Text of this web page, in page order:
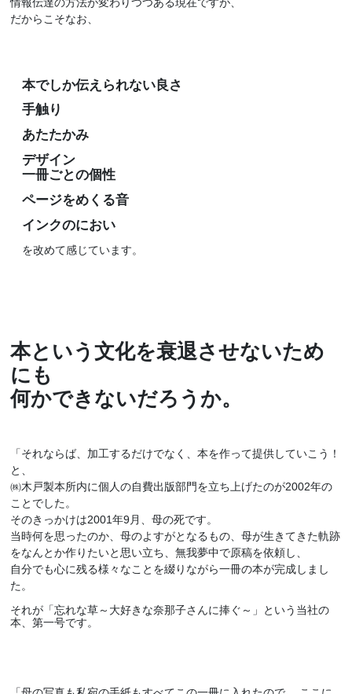
だからこそなお、
本でしか伝えられない良さ
手触り
あたたかみ
デザイン
一冊ごとの個性
ページをめくる音
インクのにおい
を改めて感じています。
本という文化を衰退させないため
にも
何かできないだろうか。
「それならば、加工するだけでなく、本を作って提供していこう！
と、
㈱木戸製本所内に個人の自費出版部門を立ち上げたのが2002年の
ことでした。
そのきっかけは2001年9月、母の死です。
当時何を思ったのか、母のよすがとなるもの、母が生きてきた軌跡
をなんとか作りたいと思い立ち、無我夢中で原稿を依頼し、
自分でも心に残る様々なことを綴りながら一冊の本が完成しまし
た。
それが「忘れな草～大好きな奈那子さんに捧ぐ～」という当社の
本、第一号です。